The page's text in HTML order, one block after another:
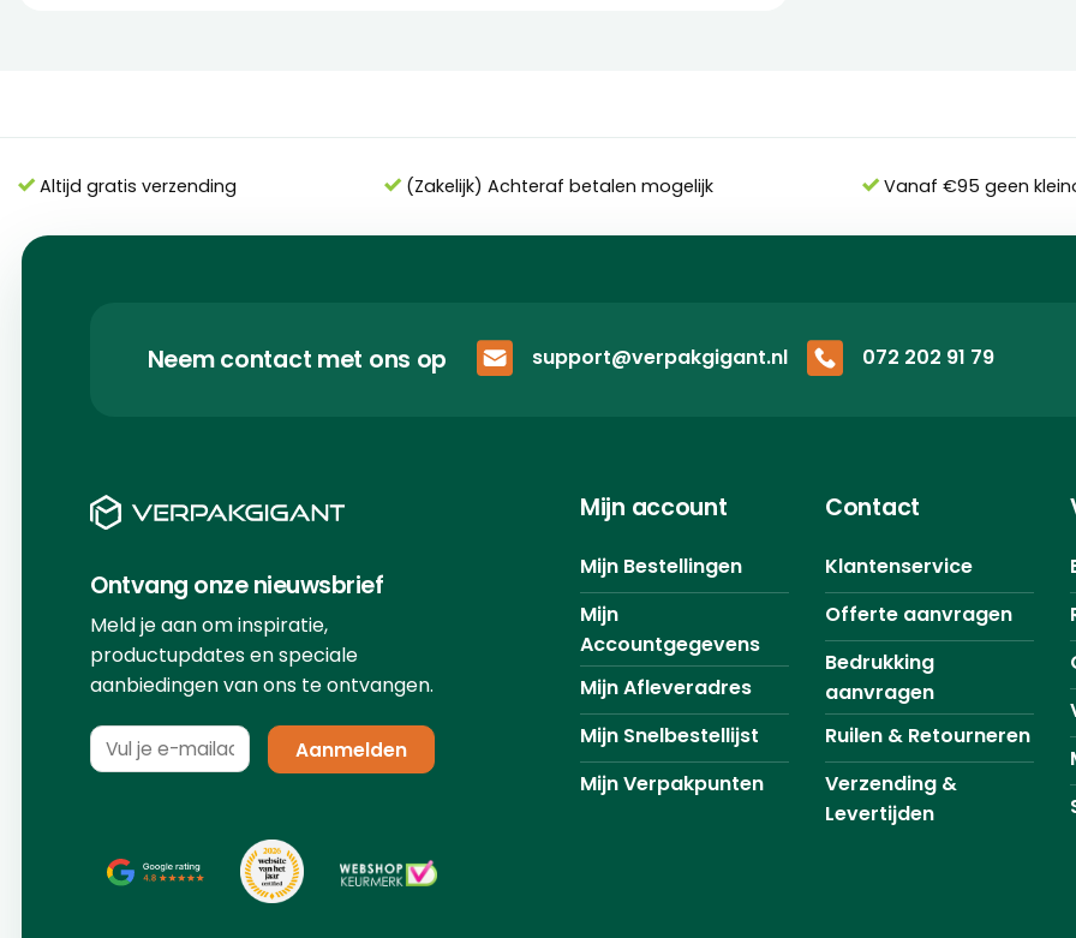
Altijd gratis verzending (Zakelijk) Achteraf betalen mogelijk Vanaf €95 geen
Neem contact met ons op support@verpakgigant.nl 072 202 91 79
Ontvang onze nieuwsbrief
Meld je aan om inspiratie,
productupdates en speciale
aanbiedingen van ons te ontvangen.
Mijn account
Mijn Bestellingen
Mijn
Accountgegevens
Mijn Afleveradres
Mijn Snelbestellijst
Mijn Verpakpunten
Contact
Klantenservice
Offerte aanvragen
Bedrukking
aanvragen
Ruilen & Retourneren
Verzending &
Levertijden